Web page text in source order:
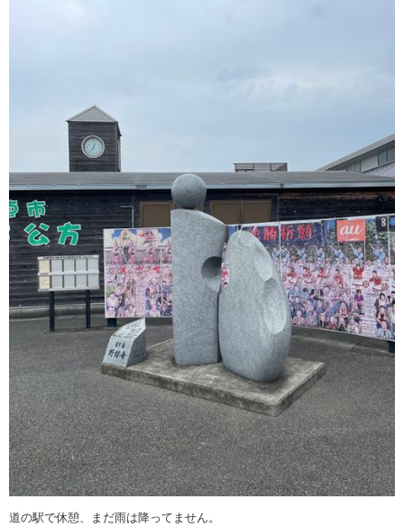
道の駅で休憩、まだ雨は降ってません。